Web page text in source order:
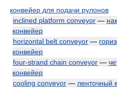
конвейер для подачи рулонов
inclined platform conveyor —
конвейер
horizontal belt conveyor —
конвейер
four-strand chain conveyor —
конвейер
cooling conveyor — ленточный